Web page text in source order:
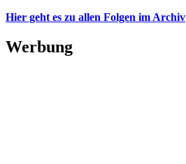
Hier geht es zu allen Folgen im Archiv
Werbung